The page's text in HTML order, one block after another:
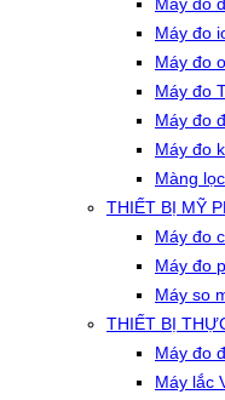
Máy đo
Máy đo
Máy đo
Máy đo
Máy đo
Màng
THIẾT BỊ MỸ
Máy đo
Máy đo
Máy so
THIẾT BỊ
Máy đo
Máy lắc